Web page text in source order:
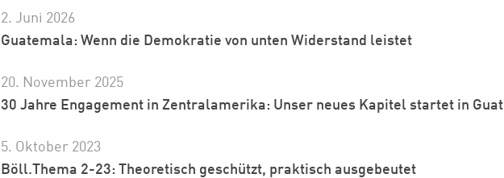
2. Juni 2026
Guatemala: Wenn die Demokratie von unten Widerstand leistet
20. November 2025
30 Jahre Engagement in Zentralamerika: Unser neues Kapitel startet in
5. Oktober 2023
Böll.Thema 2-23: Theoretisch geschützt, praktisch ausgebeutet